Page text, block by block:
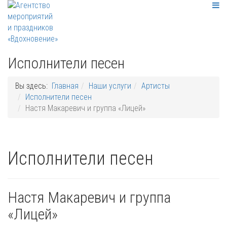
Исполнители песен
Вы здесь: Главная Наши услуги
Артисты
Исполнители песен
Настя Макаревич и группа «Лицей»
Исполнители песен
Настя Макаревич и группа
«Лицей»